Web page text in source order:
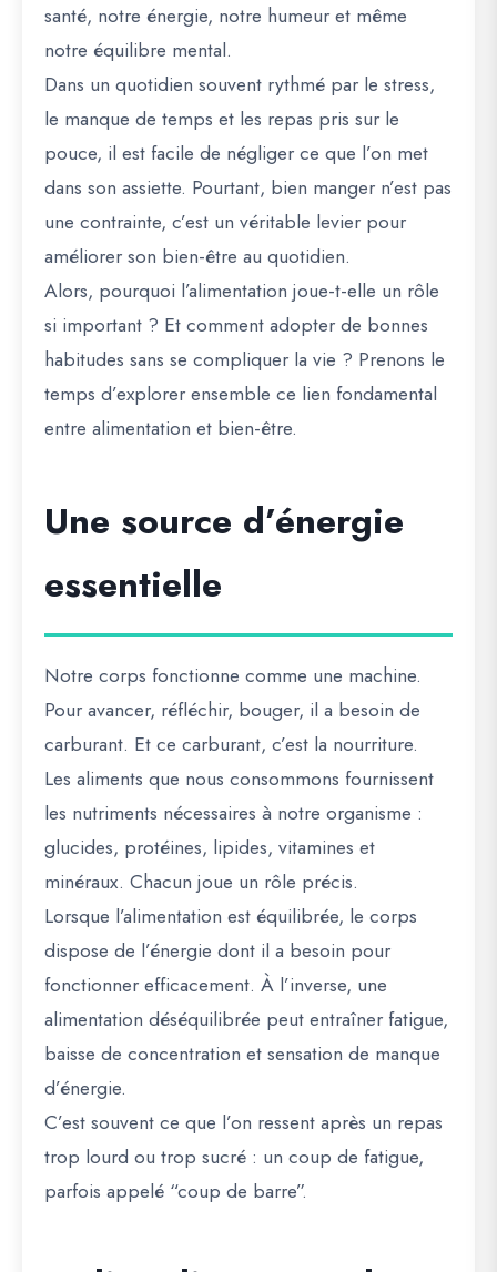
santé, notre énergie, notre humeur et même
notre équilibre mental.
Dans un quotidien souvent rythmé par le stress,
le manque de temps et les repas pris sur le
pouce, il est facile de négliger ce que l’on met
dans son assiette. Pourtant, bien manger n’est pas
une contrainte, c’est un véritable levier pour
améliorer son bien-être au quotidien.
Alors, pourquoi l’alimentation joue-t-elle un rôle
si important ? Et comment adopter de bonnes
habitudes sans se compliquer la vie ? Prenons le
temps d’explorer ensemble ce lien fondamental
entre alimentation et bien-être.
Une source d’énergie
essentielle
Notre corps fonctionne comme une machine.
Pour avancer, réfléchir, bouger, il a besoin de
carburant. Et ce carburant, c’est la nourriture.
Les aliments que nous consommons fournissent
les nutriments nécessaires à notre organisme :
glucides, protéines, lipides, vitamines et
minéraux. Chacun joue un rôle précis.
Lorsque l’alimentation est équilibrée, le corps
dispose de l’énergie dont il a besoin pour
fonctionner efficacement. À l’inverse, une
alimentation déséquilibrée peut entraîner fatigue,
baisse de concentration et sensation de manque
d’énergie.
C’est souvent ce que l’on ressent après un repas
trop lourd ou trop sucré : un coup de fatigue,
parfois appelé “coup de barre”.